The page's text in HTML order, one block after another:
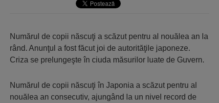
Numărul de copii născuţi a scăzut pentru al nouălea an la
rând. Anunţul a fost făcut joi de autorităţile japoneze.
Criza se prelungeşte în ciuda măsurilor luate de Guvern.
Numărul de copii născuţi în Japonia a scăzut pentru al
nouălea an consecutiv, ajungând la un nivel record de